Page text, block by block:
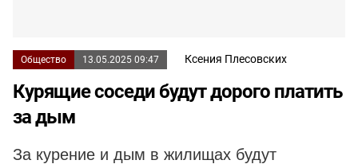
Общество 13.05.2025 09:47 Ксения Плесовских
Курящие соседи будут дорого платить
за дым
За курение и дым в жилищах будут